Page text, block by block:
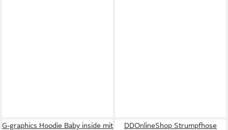
G-graphics Hoodie Baby inside mit
DDOnlineShop Strumpfhose